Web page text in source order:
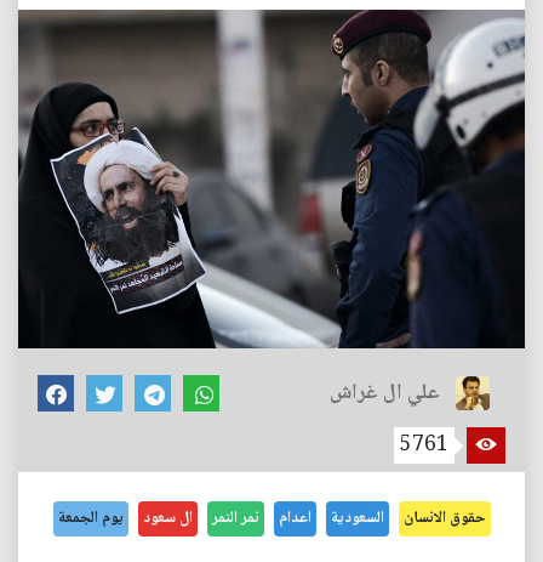
علي ال غراش
5761
حقوق الانسان السعودية اعدام نمر النمر ال سعود يوم الجمعة